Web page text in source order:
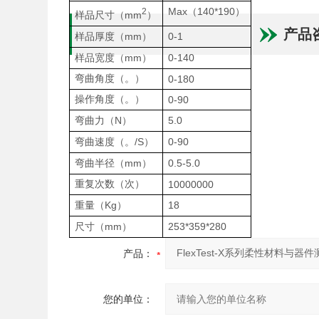
样品尺寸（ mm2 ） Max （ 140*190）
样品厚度（ mm ） 0-1
样品宽度（ mm ） 0-140
弯曲角度（。） 0-180
操作角度（。） 0-90
弯曲力（ N ） 5.0
弯曲速度（。/S） 0-90
弯曲半径（ mm ） 0.5-5.0
重复次数（次） 10000000
重量（ Kg ） 18
尺寸（ mm ） 253*359*280
产品
产品：
您的单位：